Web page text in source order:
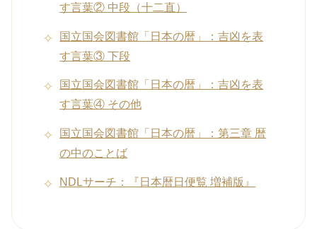
す言葉② 中段（十二直）
国立国会図書館「日本の暦」：吉凶を表
す言葉③ 下段
国立国会図書館「日本の暦」：吉凶を表
す言葉④ その他
国立国会図書館「日本の暦」：第三章 暦
の中のことば
NDLサーチ：『日本暦日便覧 増補版』